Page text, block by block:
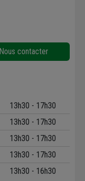
Nous contacter
13h30 - 17h30
13h30 - 17h30
13h30 - 17h30
13h30 - 17h30
13h30 - 16h30